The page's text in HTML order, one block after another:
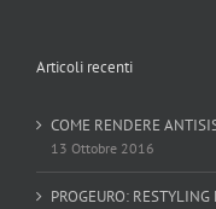
Articoli recenti
COME RENDERE
13 Ottobre 2016
PROGEURO: RESTYLING